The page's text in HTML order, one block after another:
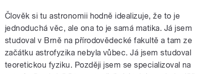
Člověk si tu astronomii hodně idealizuje, že to je
jednoduchá věc, ale ona to je samá matika. Já jsem
studoval v Brně na přírodovědecké fakultě a tam ze
začátku astrofyzika nebyla vůbec. Já jsem studoval
teoretickou fyziku. Později jsem se specializoval na